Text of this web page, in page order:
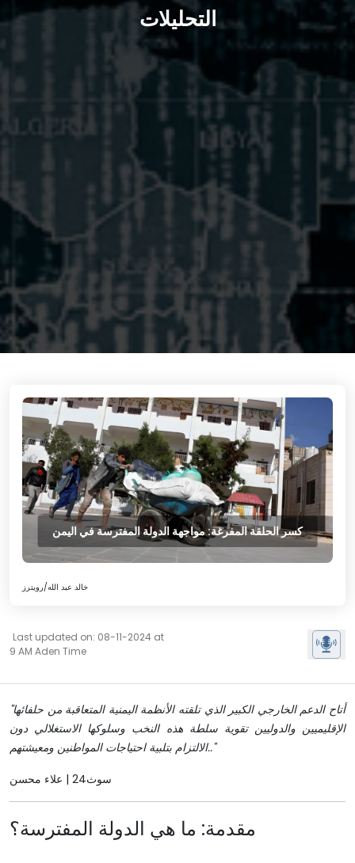
التحليلات
كسر الحلقة المفرغة: مواجهة الدولة المفترسة في اليمن
خالد عبد الله/رويترز
Last updated on: 08-11-2024 at
9 AM Aden Time
"أتاح الدعم الخارجي الكبير الذي تلقته الأنظمة اليمنية المتعاقبة من حلفائها
الإقليميين والدوليين تقوية سلطة هذه النخب وسلوكها الاستغلالي دون
الالتزام بتلبية احتياجات المواطنين ومعيشتهم.."
سوث24 | علاء محسن
مقدمة: ما هي الدولة المفترسة؟